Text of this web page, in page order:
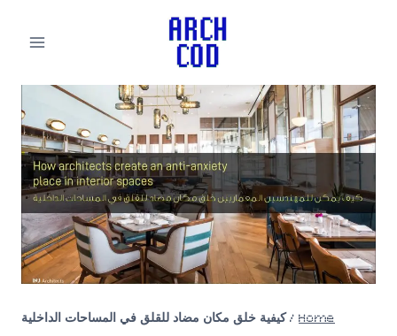
Home
/كيفية خلق مكان مضاد للقلق في المساحات الداخلية